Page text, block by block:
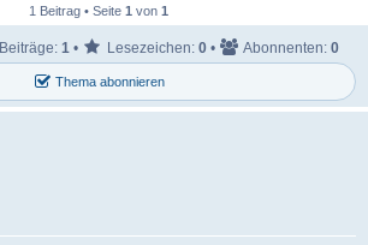
1 Beitrag • Seite 1 von 1
Thema abonnieren
Beiträge: 1 • Lesezeichen: 0 • Abonnenten: 0